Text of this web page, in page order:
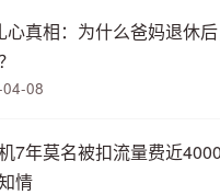
心真相：为什么爸妈退休
08
7年莫名被扣流量费近
情